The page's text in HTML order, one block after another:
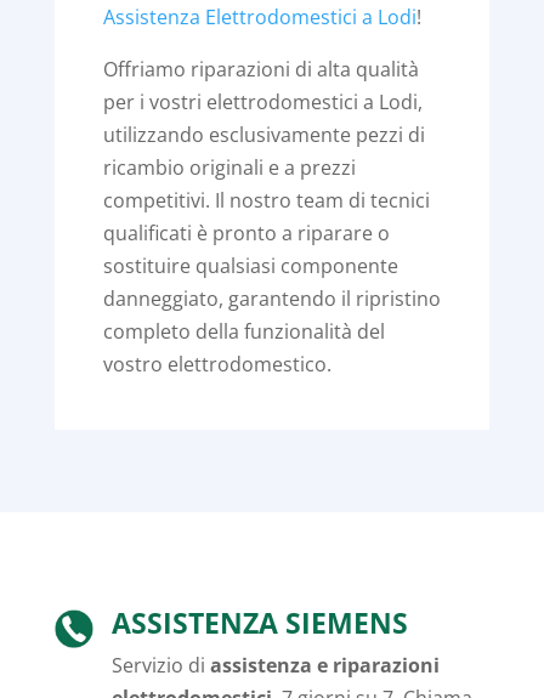
Assistenza Elettrodomestici a Lodi!
Offriamo riparazioni di alta qualità
per i vostri elettrodomestici a Lodi,
utilizzando esclusivamente pezzi di
ricambio originali e a prezzi
competitivi. Il nostro team di tecnici
qualificati è pronto a riparare o
sostituire qualsiasi componente
danneggiato, garantendo il ripristino
completo della funzionalità del
vostro elettrodomestico.
ASSISTENZA SIEMENS
Servizio di assistenza e riparazioni